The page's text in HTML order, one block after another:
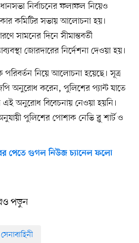
নির্বাচনের ফলাফল নিয়েও
কমিটির সভায় আলোচনা হয়।
সামনের দিনে সীমান্তবর্তী
জোরদারের নির্দেশনা দেওয়া হয়।
নিয়ে আলোচনা হয়েছে। সূত্র
অনুরোধ করেন, পুলিশের প্যান্ট যাতে
এই অনুরোধ বিবেচনায় নেওয়া হয়নি।
পুলিশের পোশাক নেভি ব্লু শার্ট ও
পেতে গুগল নিউজ চ্যানেল ফলো
পড়ুন
সেনাবাহিনী